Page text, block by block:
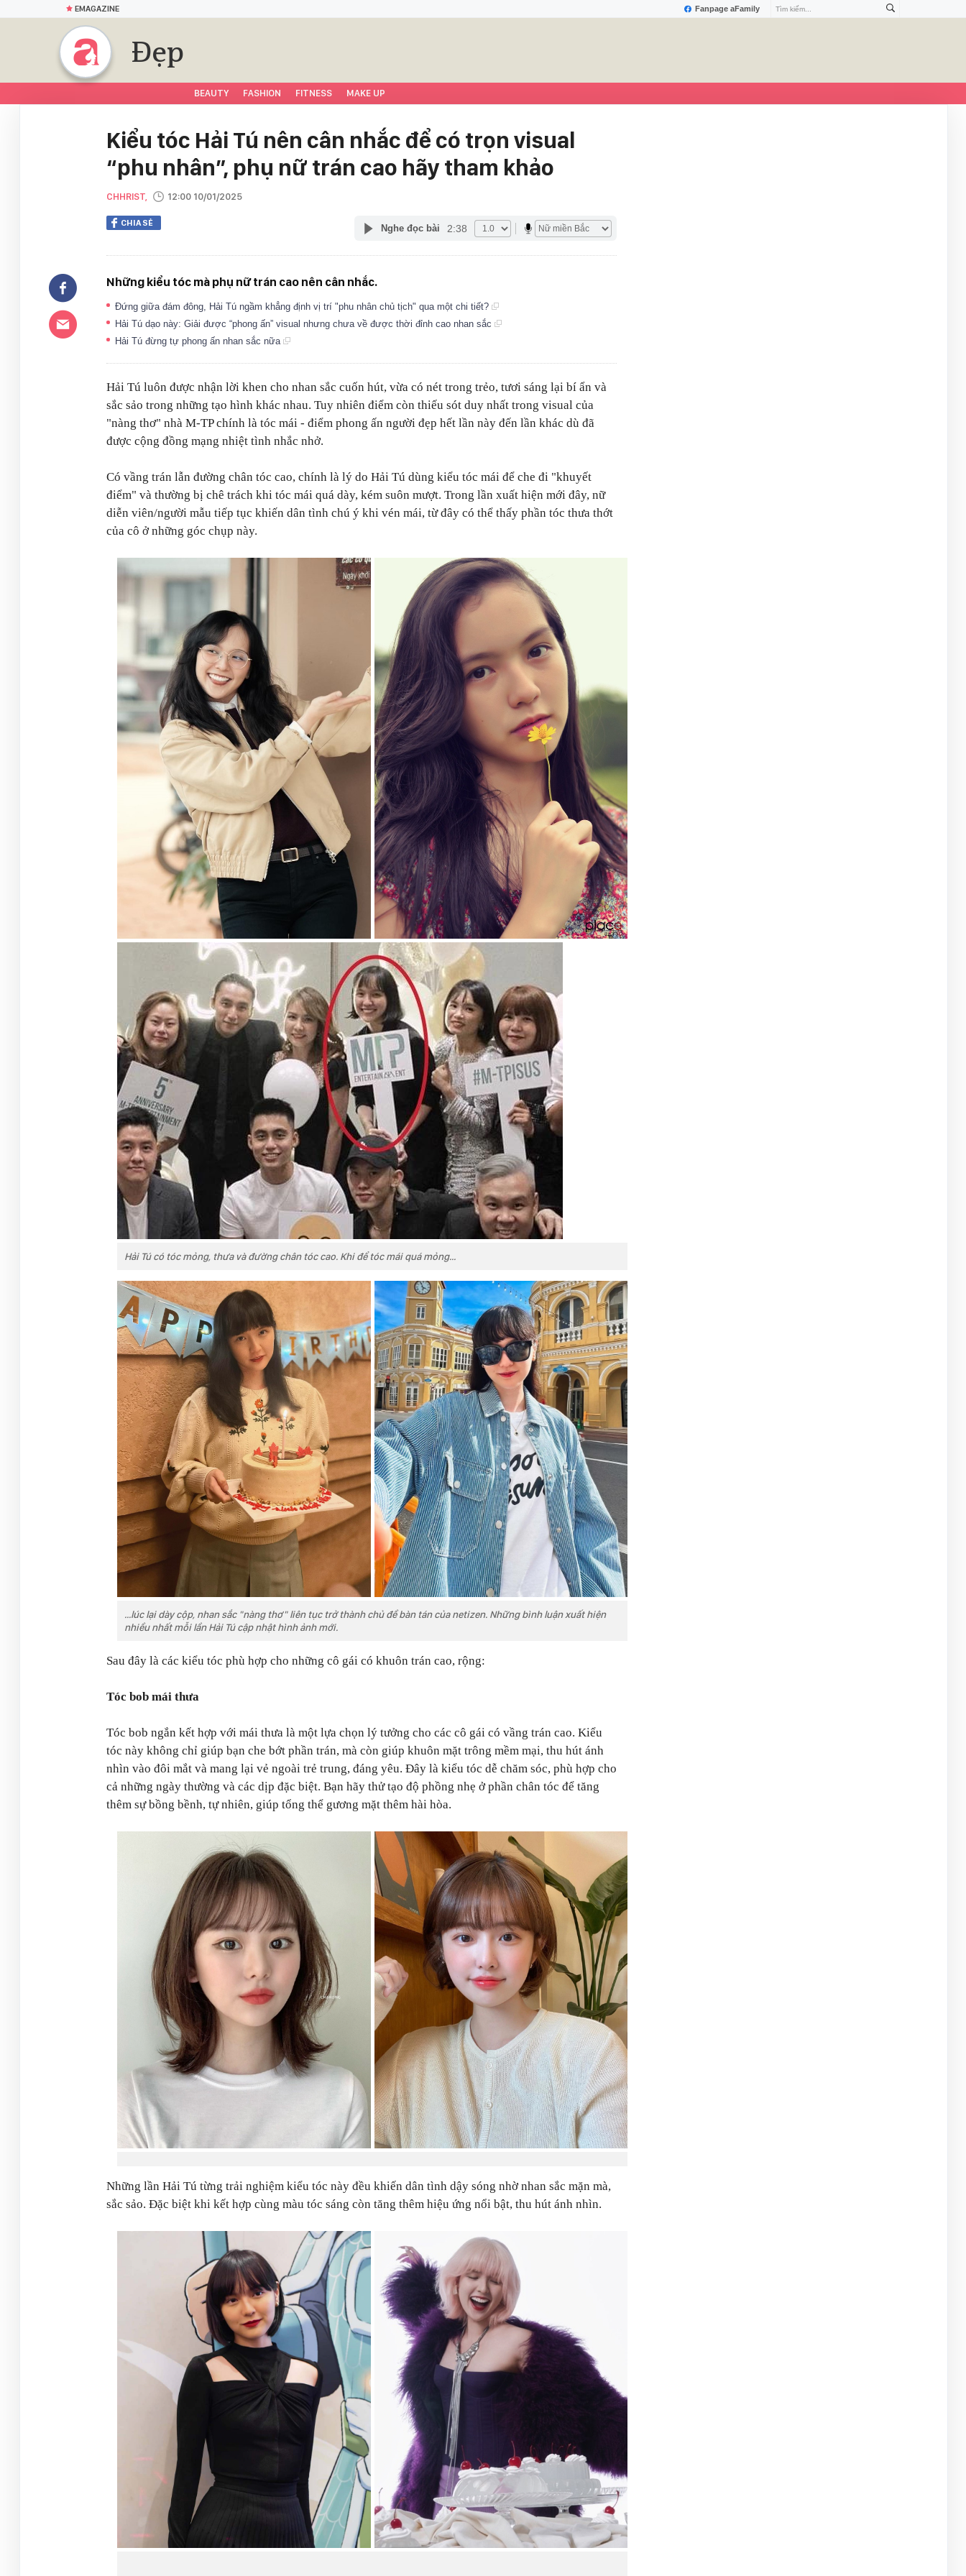
Fanpage aFamily
EMAGAZINE
Đẹp
BEAUTY FASHION FITNESS MAKE UP
Kiểu tóc Hải Tú nên cân nhắc để có trọn visual
“phu nhân”, phụ nữ trán cao hãy tham khảo
CHHRIST, 12:00 10/01/2025
CHIA SẺ Nghe đọc bài 2:38
Những kiểu tóc mà phụ nữ trán cao nên cân nhắc.
Đứng giữa đám đông, Hải Tú ngầm khẳng định vị trí "phu nhân chủ tịch" qua một chi tiết?
Hải Tú dạo này: Giải được “phong ấn” visual nhưng chưa về được thời đỉnh cao nhan sắc
Hải Tú đừng tự phong ấn nhan sắc nữa
Hải Tú luôn được nhận lời khen cho nhan sắc cuốn hút, vừa có nét trong trẻo, tươi sáng lại bí ẩn và
sắc sảo trong những tạo hình khác nhau. Tuy nhiên điểm còn thiếu sót duy nhất trong visual của
"nàng thơ" nhà M-TP chính là tóc mái - điểm phong ấn người đẹp hết lần này đến lần khác dù đã
được cộng đồng mạng nhiệt tình nhắc nhở.
Có vầng trán lẫn đường chân tóc cao, chính là lý do Hải Tú dùng kiểu tóc mái để che đi "khuyết
điểm" và thường bị chê trách khi tóc mái quá dày, kém suôn mượt. Trong lần xuất hiện mới đây, nữ
diễn viên/người mẫu tiếp tục khiến dân tình chú ý khi vén mái, từ đây có thể thấy phần tóc thưa thớt
của cô ở những góc chụp này.
Hải Tú có tóc mỏng, thưa và đường chân tóc cao. Khi để tóc mái quá mỏng...
...lúc lại dày cộp, nhan sắc "nàng thơ" liên tục trở thành chủ đề bàn tán của netizen. Những bình luận xuất hiện
nhiều nhất mỗi lần Hải Tú cập nhật hình ảnh mới.
Sau đây là các kiểu tóc phù hợp cho những cô gái có khuôn trán cao, rộng:
Tóc bob mái thưa
Tóc bob ngắn kết hợp với mái thưa là một lựa chọn lý tưởng cho các cô gái có vầng trán cao. Kiểu
tóc này không chỉ giúp bạn che bớt phần trán, mà còn giúp khuôn mặt trông mềm mại, thu hút ánh
nhìn vào đôi mắt và mang lại vẻ ngoài trẻ trung, đáng yêu. Đây là kiểu tóc dễ chăm sóc, phù hợp cho
cả những ngày thường và các dịp đặc biệt. Bạn hãy thử tạo độ phồng nhẹ ở phần chân tóc để tăng
thêm sự bồng bềnh, tự nhiên, giúp tổng thể gương mặt thêm hài hòa.
Những lần Hải Tú từng trải nghiệm kiểu tóc này đều khiến dân tình dậy sóng nhờ nhan sắc mặn mà,
sắc sảo. Đặc biệt khi kết hợp cùng màu tóc sáng còn tăng thêm hiệu ứng nổi bật, thu hút ánh nhìn.